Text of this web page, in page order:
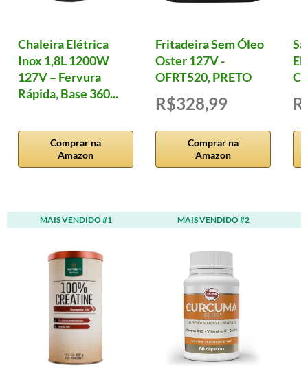
Chaleira Elétrica
Inox 1,8L 1200W
127V – Fervura
Rápida, Base 360...
Comprar na
Amazon
Fritadeira Sem Óleo
Oster 127V -
OFRT520, PRETO
R$328,99
Comprar na
Amazon
MAIS VENDIDO #1 MAIS VENDIDO #2